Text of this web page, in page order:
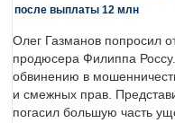
после выплаты 12 млн
Олег Газманов попросил
продюсера Филиппа
обвинению в
и смежных прав.
погасил большую часть